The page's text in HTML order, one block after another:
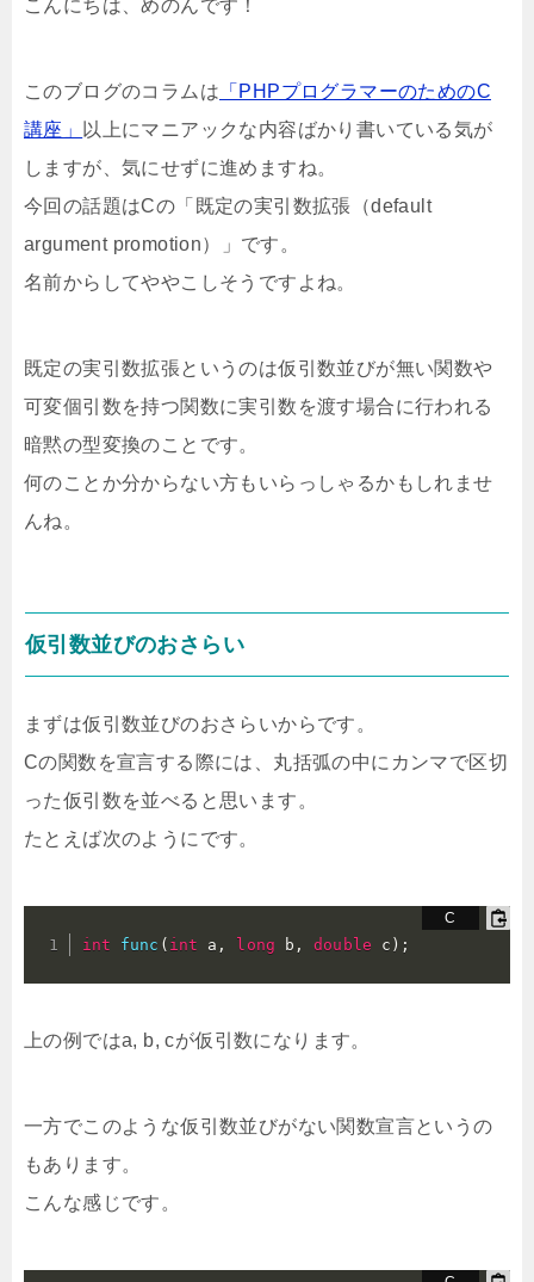
こんにちは、めのんです！
このブログのコラムは 「PHPプログラマーのためのC
講座」
以上にマニアックな内容ばかり書いている気が
しますが、気にせずに進めますね。
今回の話題はCの「既定の実引数拡張（default
argument promotion）」です。
名前からしてややこしそうですよね。
既定の実引数拡張というのは仮引数並びが無い関数や
可変個引数を持つ関数に実引数を渡す場合に行われる
暗黙の型変換のことです。
何のことか分からない方もいらっしゃるかもしれませ
んね。
仮引数並びのおさらい
まずは仮引数並びのおさらいからです。
Cの関数を宣言する際には、丸括弧の中にカンマで区切
った仮引数を並べると思います。
たとえば次のようにです。
int func ( int a , long b , double c ) ;
上の例ではa, b, cが仮引数になります。
一方でこのような仮引数並びがない関数宣言というの
もあります。
こんな感じです。